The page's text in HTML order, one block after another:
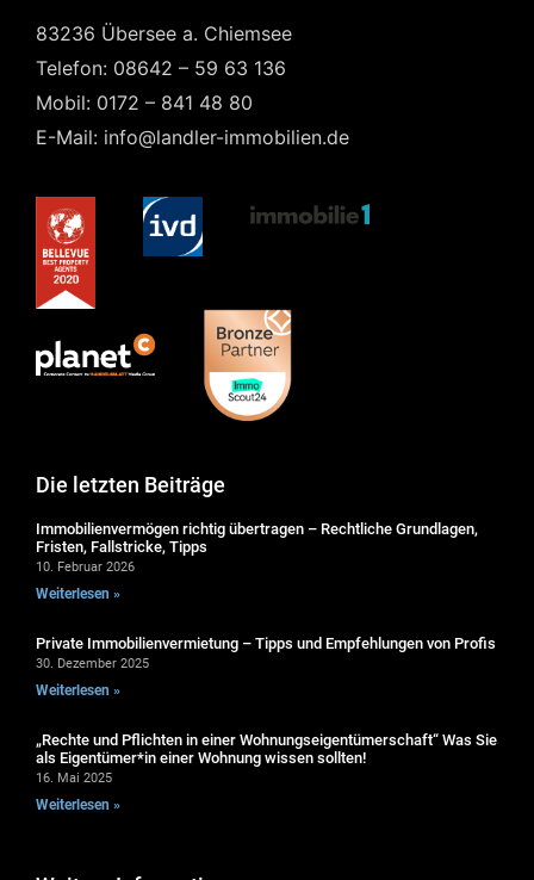
83236 Übersee a. Chiemsee
Telefon: 08642 – 59 63 136
Mobil: 0172 – 841 48 80
E-Mail: info@landler-immobilien.de
Die letzten Beiträge
Immobilienvermögen richtig übertragen – Rechtliche Grundlagen,
Fristen, Fallstricke, Tipps
10. Februar 2026
Weiterlesen »
Private Immobilienvermietung – Tipps und Empfehlungen von Profis
30. Dezember 2025
Weiterlesen »
„Rechte und Pflichten in einer Wohnungseigentümerschaft“ Was Sie
als Eigentümer*in einer Wohnung wissen sollten!
16. Mai 2025
Weiterlesen »